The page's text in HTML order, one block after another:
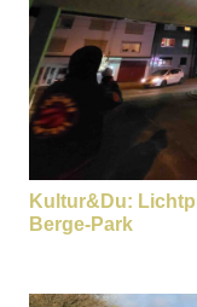
Kultur&Du:
Berge-Park